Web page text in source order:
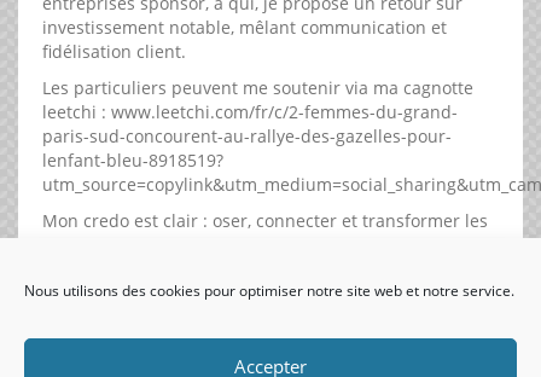
Nous utilisons des cookies pour optimiser notre site web et notre service.
Accepter
investissement notable, mêlant communication et
fidélisation client.
Les particuliers peuvent me soutenir via ma cagnotte
leetchi : www.leetchi.com/fr/c/2-femmes-du-grand-
paris-sud-concourent-au-rallye-des-gazelles-pour-
lenfant-bleu-8918519?
Mon credo est clair : oser, connecter et transformer les